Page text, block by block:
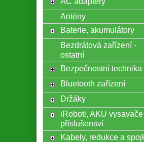
Antény
Baterie, akumulátory
Bezdrátová zařízení -
ostatní
Bezpečnostní technika
Bluetooth zařízení
Držáky
iRoboti, AKU
příslušensví
Kabely, redukce a